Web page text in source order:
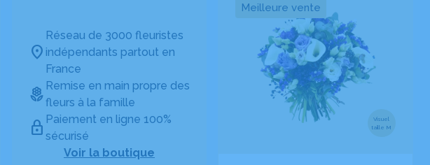
Réseau de 3000 fleuristes
indépendants partout en
France
Remise en main propre des
fleurs à la famille
Paiement en ligne 100%
sécurisé
Voir la boutique
Meilleure vente
Visuel
taille M